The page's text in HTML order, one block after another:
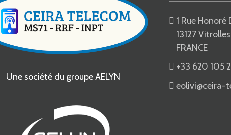
Une société du groupe AELYN
1 Rue Honoré
13127 Vitrolles
FRANCE
+33 620 105
eolivi@ceira-